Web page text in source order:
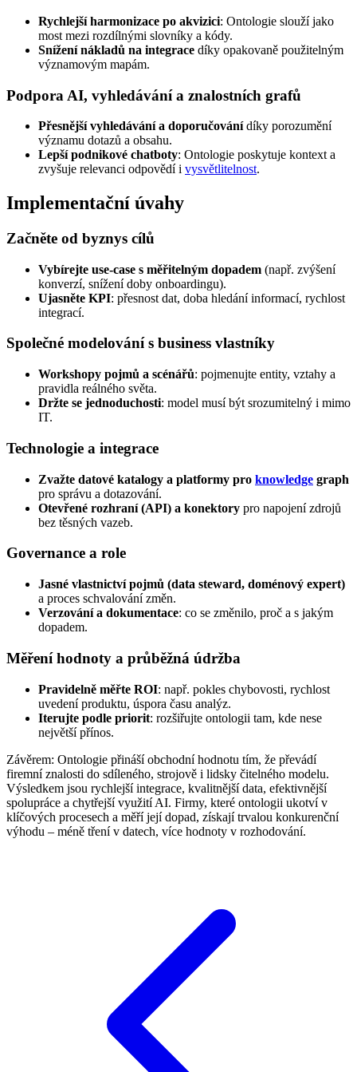
Rychlejší harmonizace po akvizici: Ontologie slouží jako
most mezi rozdílnými slovníky a kódy.
Snížení nákladů na integrace díky opakovaně použitelným
významovým mapám.
Podpora AI, vyhledávání a znalostních grafů
Přesnější vyhledávání a doporučovánídíky porozumění
významu dotazů a obsahu.
Lepší podnikové chatboty: Ontologie poskytuje kontext a
zvyšuje relevanci odpovědí i vysvětlitelnost.
Implementační úvahy
Začněte od byznys cílů
Vybírejte use‑case s měřitelným dopadem (např. zvýšení
konverzí, snížení doby onboardingu).
Ujasněte KPI: přesnost dat, doba hledání informací, rychlost
integrací.
Společné modelování s business vlastníky
Workshopy pojmů a scénářů: pojmenujte entity, vztahy a
pravidla reálného světa.
Držte se jednoduchosti: model musí být srozumitelný i mimo
IT.
Technologie a integrace
Zvažte datové katalogy a platformy pro knowledge graph
pro správu a dotazování.
Otevřené rozhraní (API) a konektory pro napojení zdrojů
bez těsných vazeb.
Governance a role
Jasné vlastnictví pojmů (data steward, doménový expert)
a proces schvalování změn.
Verzování a dokumentace: co se změnilo, proč a s jakým
dopadem.
Měření hodnoty a průběžná údržba
Pravidelně měřte ROI: např. pokles chybovosti, rychlost
uvedení produktu, úspora času analýz.
Iterujte podle priorit: rozšiřujte ontologii tam, kde nese
největší přínos.
Závěrem: Ontologie přináší obchodní hodnotu tím, že převádí
firemní znalosti do sdíleného, strojově i lidsky čitelného modelu.
Výsledkem jsou rychlejší integrace, kvalitnější data, efektivnější
spolupráce a chytřejší využití AI. Firmy, které ontologii ukotví v
klíčových procesech a měří její dopad, získají trvalou konkurenční
výhodu – méně tření v datech, více hodnoty v rozhodování.